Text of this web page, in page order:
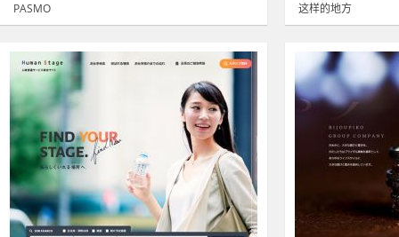
PASMO 这样的地方